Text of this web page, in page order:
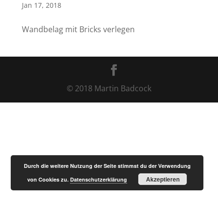
Jan 17, 2018
Wandbelag mit Bricks verlegen
© 2018 Martin Badcock
Durch die weitere Nutzung der Seite stimmst du der Verwendung
von Cookies zu.Datenschutzerklärung Akzeptieren